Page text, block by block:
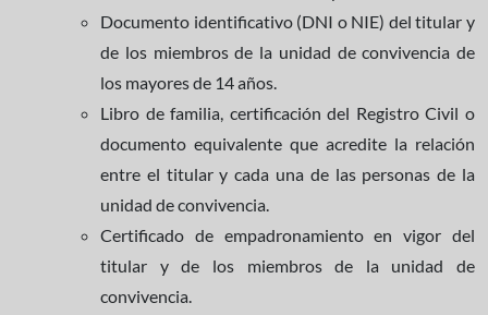
Documento identificativo (DNI o NIE) del titular y
de los miembros de la unidad de convivencia de
los mayores de 14 años.
Libro de familia, certificación del Registro Civil o
documento equivalente que acredite la relación
entre el titular y cada una de las personas de la
unidad de convivencia.
Certificado de empadronamiento en vigor del
titular y de los miembros de la unidad de
convivencia.